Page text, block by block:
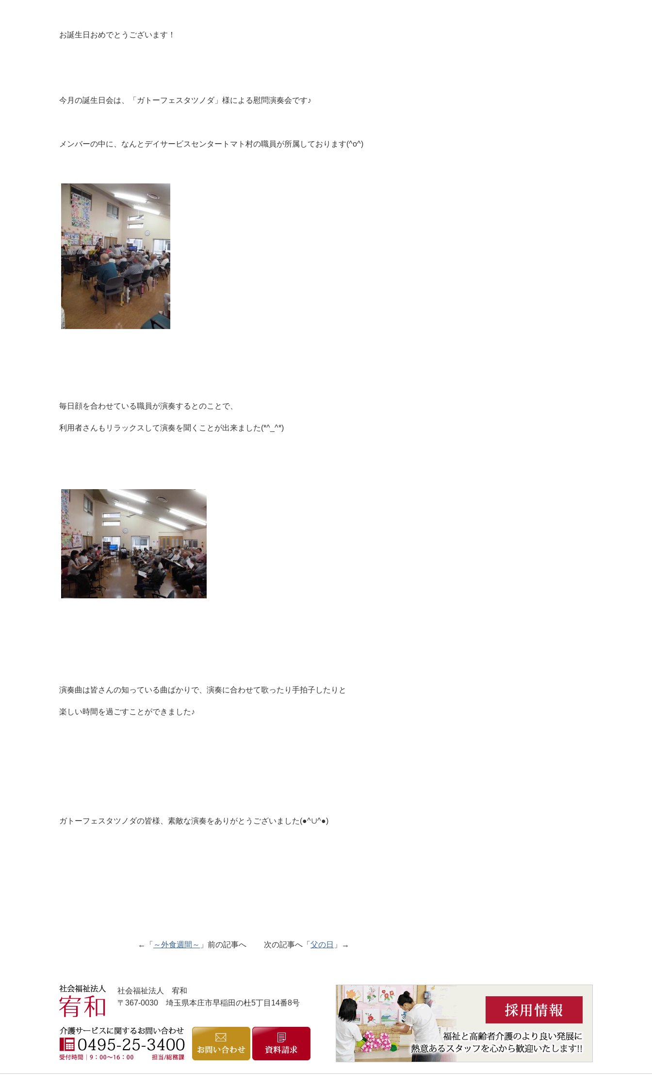
お誕生日おめでとうございます！
今月の誕生日会は、「ガトーフェスタツノダ」様による慰問演奏会です♪
メンバーの中に、なんとデイサービスセンタートマト村の職員が所属しております(^o^)
毎日顔を合わせている職員が演奏するとのことで、
利用者さんもリラックスして演奏を聞くことが出来ました(*^_^*)
演奏曲は皆さんの知っている曲ばかりで、演奏に合わせて歌ったり手拍子したりと
楽しい時間を過ごすことができました♪
ガトーフェスタツノダの皆様、素敵な演奏をありがとうございました(●^∪^●)
←「 ～外食週間～ 」前の記事へ 次の記事へ「 父の日 」→
社会福祉法人 宥和
〒367-0030 埼玉県本庄市早稲田の杜5丁目14番8号